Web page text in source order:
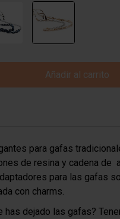
Añadir al carrito
para gafas
de resina y cadena de
para las gafas
con charms.
has dejado las gafas?